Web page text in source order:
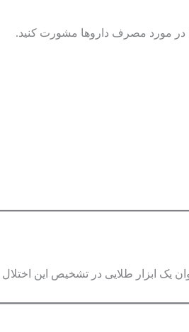
در مورد مصرف داروها مشورت کنید.